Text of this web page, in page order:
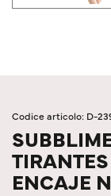
Codice articolo: D-
ENCAJE